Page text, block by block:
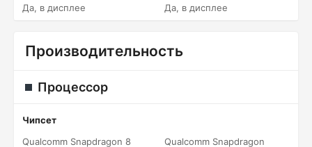
Да, в дисплее
Да, в дисплее
Производительность
Процессор
Чипсет
Qualcomm Snapdragon 8
Qualcomm Snapdragon